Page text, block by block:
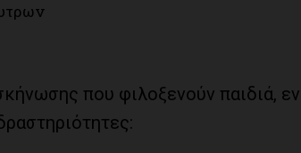
που φιλοξενούν παιδιά,